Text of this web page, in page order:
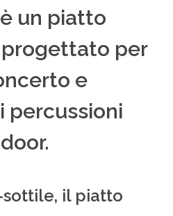
un piatto
per
e
percussioni
sottile, il piatto